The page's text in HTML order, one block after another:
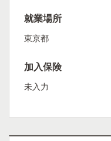
就業場所
東京都
加入保険
未入力